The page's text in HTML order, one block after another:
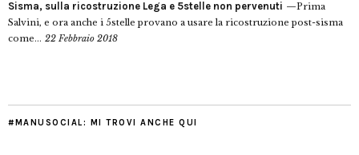
Sisma, sulla ricostruzione Lega e 5stelle non pervenuti
Prima
Salvini, e ora anche i 5stelle provano a usare la ricostruzione post-sisma
come... 22 Febbraio 2018
#MANUSOCIAL: MI TROVI ANCHE QUI